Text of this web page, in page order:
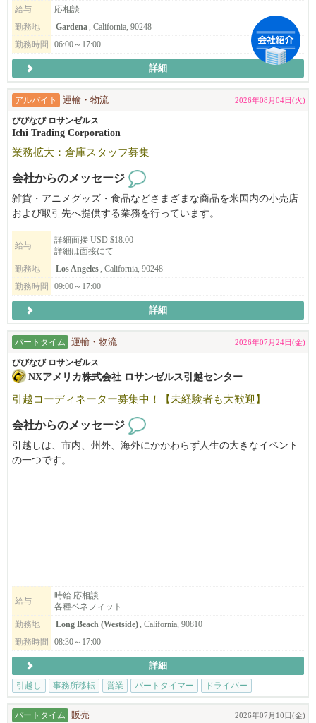
ある人材をより集中させられるよう、野菜などの食材を下ごしら
えした商品をフレッシュな状態のままお届けするサービスを提供
給与
応相談
勤務地
Gardena, California, 90248
勤務時間
06:00～17:00
詳細
アルバイト 運輸・物流 2026年08月04日(火)
びびなび ロサンゼルス
Ichi Trading Corporation
業務拡大：倉庫スタッフ募集
会社からのメッセージ
雑貨・アニメグッズ・食品などさまざまな商品を米国内の小売店
および取引先へ提供する業務を行っています。
経験・未経験問いません。長期勤務が可能な方、体力に自信があ
る方を募集しています。
給与
詳細面接 USD $18.00
詳細は面接にて
勤務地
Los Angeles , California, 90248
勤務時間
09:00～17:00
詳細
パートタイム 運輸・物流 2026年07月24日(金)
びびなび ロサンゼルス
NXアメリカ株式会社 ロサンゼルス引越センター
引越コーディネーター募集中！【未経験者も大歓迎】
会社からのメッセージ
引越しは、市内、州外、海外にかかわらず人生の大きなイベント
の一つです。
給与
時給 応相談
各種ベネフィット
勤務地
Long Beach (Westside), California, 90810
勤務時間
08:30～17:00
詳細
引越し
事務所移転 営業 パートタイマー ドライバー
パートタイム 販売 2026年07月10日(金)